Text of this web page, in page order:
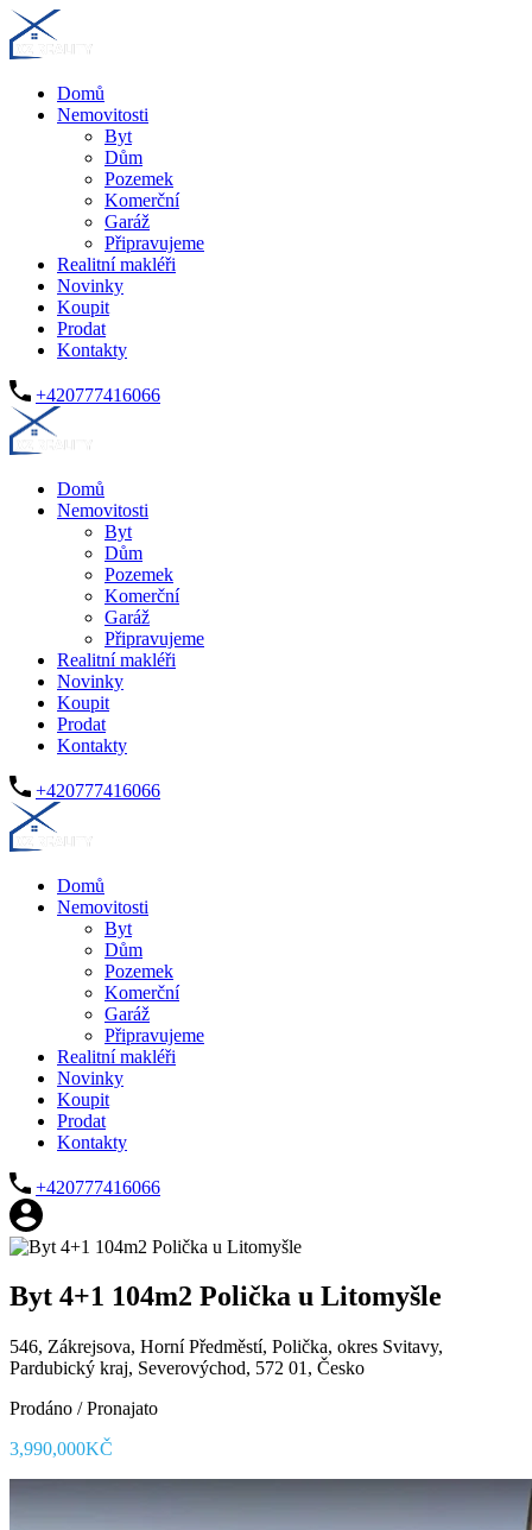
Domů
Nemovitosti
Byt
Dům
Pozemek
Komerční
Garáž
Připravujeme
Realitní makléři
Novinky
Koupit
Prodat
Kontakty
+420777416066
Domů
Nemovitosti
Byt
Dům
Pozemek
Komerční
Garáž
Připravujeme
Realitní makléři
Novinky
Koupit
Prodat
Kontakty
+420777416066
Domů
Nemovitosti
Byt
Dům
Pozemek
Komerční
Garáž
Připravujeme
Realitní makléři
Novinky
Koupit
Prodat
Kontakty
+420777416066
Byt 4+1 104m2 Polička u Litomyšle
546, Zákrejsova, Horní Předměstí, Polička, okres Svitavy,
Pardubický kraj, Severovýchod, 572 01, Česko
Prodáno / Pronajato
3,990,000KČ